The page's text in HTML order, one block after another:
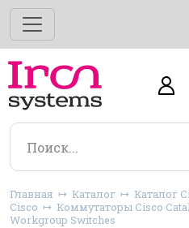
Главная Каталог Каталог
Cisco
Коммутаторы Cisco
Workgroup Switches